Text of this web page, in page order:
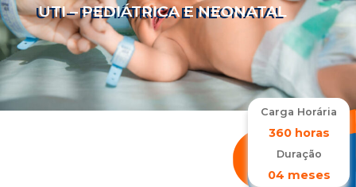
UTI – PEDIÁTRICA E NEONATAL
Carga Horária
360 horas
Duração
04 meses